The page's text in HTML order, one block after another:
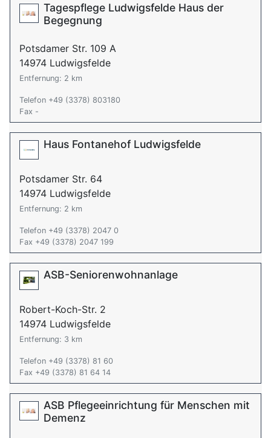
Tagespflege Ludwigsfelde Haus der
Begegnung
Potsdamer Str. 109 A
14974 Ludwigsfelde
Entfernung: 2 km
Telefon +49 (3378) 803180
Fax -
Haus Fontanehof Ludwigsfelde
Potsdamer Str. 64
14974 Ludwigsfelde
Entfernung: 2 km
Telefon +49 (3378) 2047 0
Fax +49 (3378) 2047 199
ASB-Seniorenwohnanlage
Robert-Koch-Str. 2
14974 Ludwigsfelde
Entfernung: 3 km
Telefon +49 (3378) 81 60
Fax +49 (3378) 81 64 14
ASB Pflegeeinrichtung für Menschen mit
Demenz